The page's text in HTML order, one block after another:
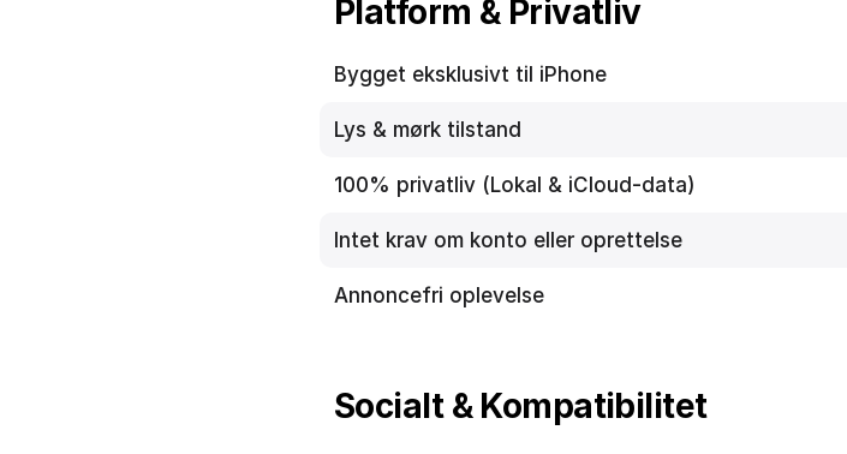
Platform & Privatliv
Bygget eksklusivt til iPhone
Lys & mørk tilstand
100% privatliv (Lokal & iCloud-data)
Intet krav om konto eller oprettelse
Annoncefri oplevelse
Socialt & Kompatibilitet